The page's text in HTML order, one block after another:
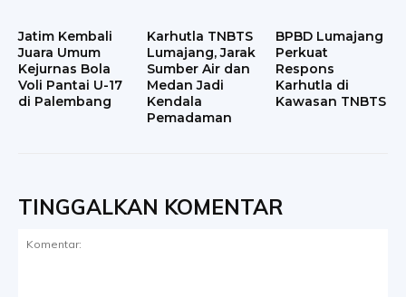
Jatim Kembali
Juara Umum
Kejurnas Bola
Voli Pantai U-17
di Palembang
Karhutla TNBTS
Lumajang, Jarak
Sumber Air dan
Medan Jadi
Kendala
Pemadaman
BPBD Lumajang
Perkuat
Respons
Karhutla di
Kawasan TNBTS
TINGGALKAN KOMENTAR